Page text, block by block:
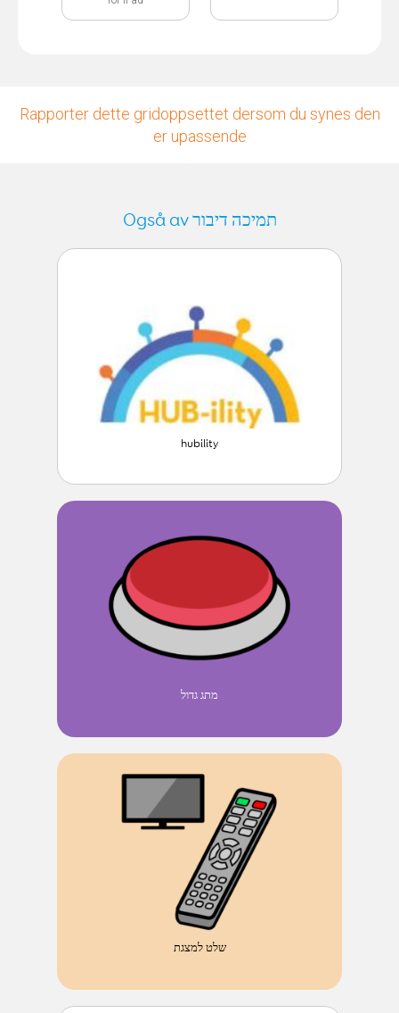
Rapporter dette gridoppsettet dersom du synes den
er upassende
Også av תמיכה דיבור
hubility
מתג גדול
שלט למצגת